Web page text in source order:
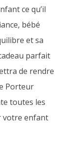
ce qu’il
bébé
et sa
parfait
de rendre
Porteur
toutes les
votre enfant